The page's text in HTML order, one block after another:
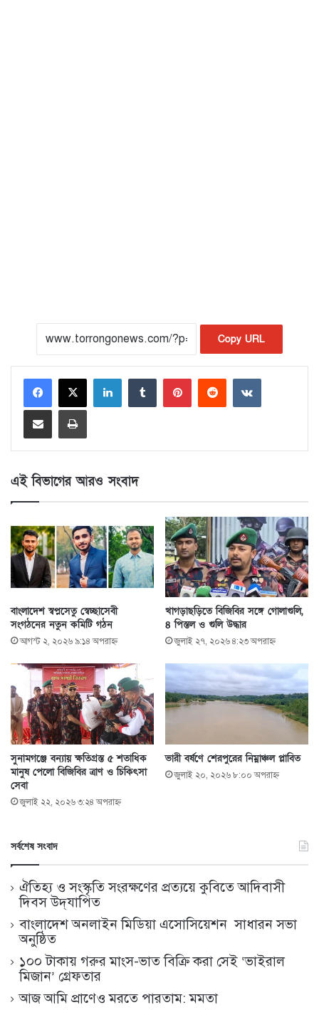
Copy URL
LinkedIn
এই বিভাগের আরও সংবাদ
বাংলাদেশ স্বপ্নসেতু স্বেচ্ছাসেবী
সংগঠনের নতুন কমিটি গঠন
আগস্ট ২, ২০২৬ ৯:১৪ অপরাহ্ণ
খাগড়াছড়িতে বিজিবির সঙ্গে গোলাগুলি,
৪ পিস্তল ও গুলি উদ্ধার
জুলাই ২৭, ২০২৬ ৪:২৩ অপরাহ্ণ
সুনামগঞ্জে বন্যায় ক্ষতিগ্রস্ত ৫ শতাধিক
মানুষ পেলো বিজিবির ত্রাণ ও চিকিৎসা
সেবা
জুলাই ২২, ২০২৬ ৩:২৪ অপরাহ্ণ
ভারী বর্ষণে শেরপুরের নিম্নাঞ্চল প্লাবিত
জুলাই ২০, ২০২৬ ৮:০০ অপরাহ্ণ
সর্বশেষ সংবাদ
ঐতিহ্য ও সংস্কৃতি সংরক্ষণের প্রত্যয়ে কুবিতে আদিবাসী
দিবস উদ্‌যাপিত
বাংলাদেশ অনলাইন মিডিয়া এসোসিয়েশন সাধারন সভা
অনুষ্ঠিত
১০০ টাকায় গরুর মাংস-ভাত বিক্রি করা সেই ‘ভাইরাল
মিজান’ গ্রেফতার
আজ আমি প্রাণেও মরতে পারতাম: মমতা